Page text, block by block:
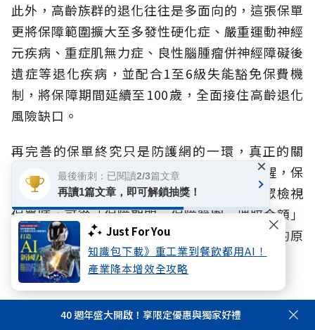
Just For You
知識包下載》重工業到餐飲都用AI！
產業降本增效全攻略
此外，高齡族群的退化往往是多面向的，這張保單
更將保障範圍擴大至多發性硬化症、嚴重運動神經
元疾病、重症肌無力症、良性腦腫瘤併神經障礙後
遺症等退化疾病，並配合1至6級失能豁免保費機
制，將保障期間延續至100歲，全面接住高齡退化
風險缺口。
再完善的保單終究只是防護網的一環，真正的關
鍵，仍在於整體的財務規劃思維。
林宗佑提醒，保
險應與投資、儲蓄做好平衡配置，並建議民眾檢視
保單時，可從「保障期間、保障範圍、理賠金額」
三大面向著手，掌握「提早佈局、循序漸進」的原
則，提早為失智海嘯做好準備。
失智症 必看重點Q&A
40 週年盛大開啟！享限定優惠與獨家好禮
最後衝刺：已閱讀2/3篇文章
再讀1篇文章，即可解鎖抽獎！
×